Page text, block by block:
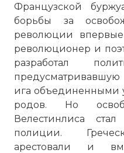
Французской
борьбы за
революции
революционер и
разработал
ига объединенными
родов. Но
Велестинлиса стал
полиции.
арестовали и